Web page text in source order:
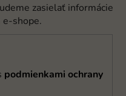
zasielať informácie
e-shope.
podmienkami ochrany